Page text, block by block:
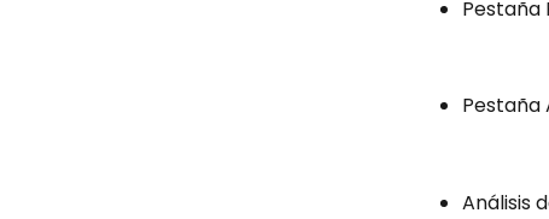
Pestaña
Pestaña
Análisis